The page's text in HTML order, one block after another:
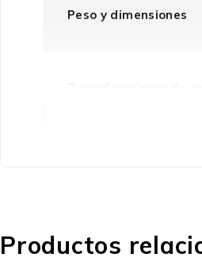
Peso y dimensiones
Color del producto
Productos